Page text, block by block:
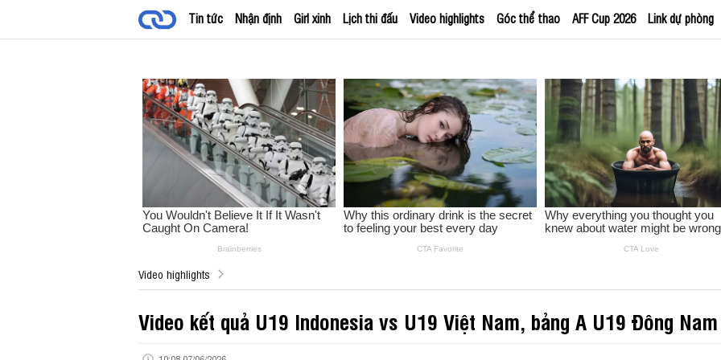
Tin tức Nhận định Girl xinh Lịch thi đấu Video highlights Góc thể thao AFF Cup 2026 Link dự phòng
Video highlights
Video kết quả U19 Indonesia vs U19 Việt Nam, bảng A U19 Đông